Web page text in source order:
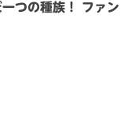
つの種族！ ファン